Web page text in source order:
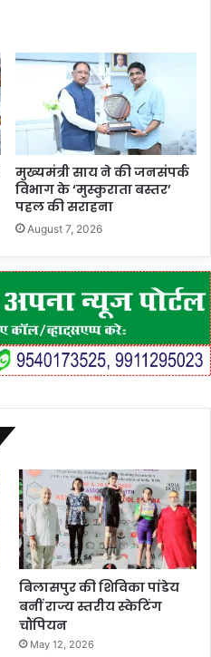
मुख्यमंत्री साय ने की जनसंपर्क
विभाग के ‘मुस्कुराता बस्तर’
पहल की सराहना
August 7, 2026
बिलासपुर की शिविका पांडेय
बनीं राज्य स्तरीय स्केटिंग
चौंपियन
May 12, 2026